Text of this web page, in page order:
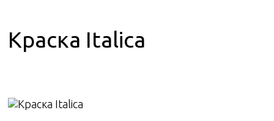
Краска Italica